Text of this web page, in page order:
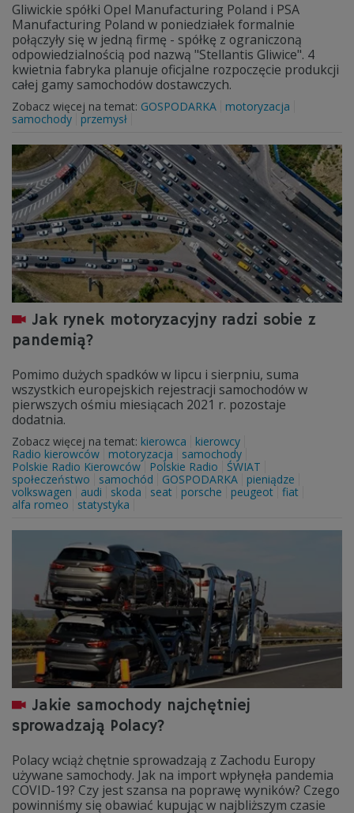
Gliwickie spółki Opel Manufacturing Poland i PSA
Manufacturing Poland w poniedziałek formalnie
połączyły się w jedną firmę - spółkę z ograniczoną
odpowiedzialnością pod nazwą "Stellantis Gliwice". 4
kwietnia fabryka planuje oficjalne rozpoczęcie produkcji
całej gamy samochodów dostawczych.
Zobacz więcej na temat: GOSPODARKA
motoryzacja
samochody
przemysł
Jak rynek motoryzacyjny radzi sobie z
pandemią?
Pomimo dużych spadków w lipcu i sierpniu, suma
wszystkich europejskich rejestracji samochodów w
pierwszych ośmiu miesiącach 2021 r. pozostaje
dodatnia.
Zobacz więcej na temat: kierowca
kierowcy
Radio kierowców
motoryzacja
samochody
Polskie Radio Kierowców
Polskie Radio
ŚWIAT
społeczeństwo
samochód GOSPODARKA
pieniądze
volkswagen
audi skoda seat porsche peugeot fiat
alfa romeo
statystyka
Jakie samochody najchętniej
sprowadzają Polacy?
Polacy wciąż chętnie sprowadzają z Zachodu Europy
używane samochody. Jak na import wpłynęła pandemia
COVID-19? Czy jest szansa na poprawę wyników? Czego
powinniśmy się obawiać kupując w najbliższym czasie